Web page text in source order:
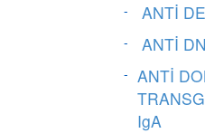
ANTİ
ANTİ
ANTİ
IgA